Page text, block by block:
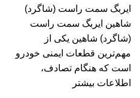
ایربگ سمت راست (شاگرد)
شاهین ایربگ سمت راست
(شاگرد) شاهین یکی از
مهم‌ترین قطعات ایمنی خودرو
است که هنگام تصادف،
اطلاعات بیشتر